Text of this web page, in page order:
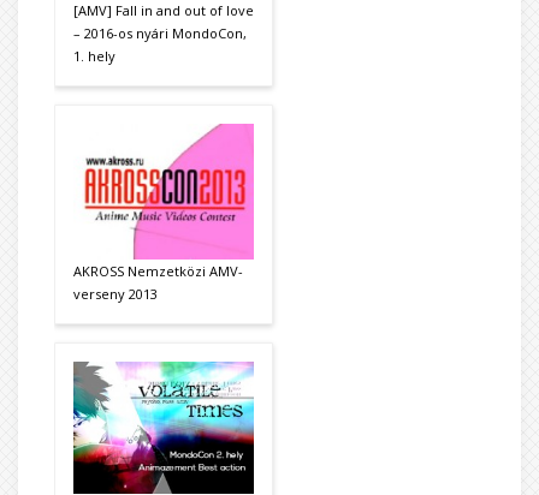
[AMV] Fall in and out of love
– 2016-os nyári MondoCon,
1. hely
AKROSS Nemzetközi AMV-
verseny 2013